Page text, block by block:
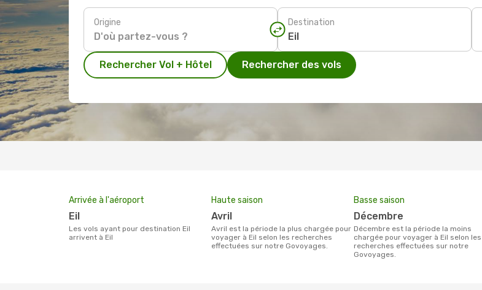
Origine Destination
Rechercher Vol + Hôtel Rechercher des vols
Arrivée à l'aéroport
Eil
Les vols ayant pour destination Eil
arrivent à Eil
Haute saison
avril
avril est la période la plus chargée pour
voyager à Eil selon les recherches
effectuées sur notre Govoyages.
Basse saison
décembre
décembre est la période la moins
chargée pour voyager à Eil selon les
recherches effectuées sur notre
Govoyages.